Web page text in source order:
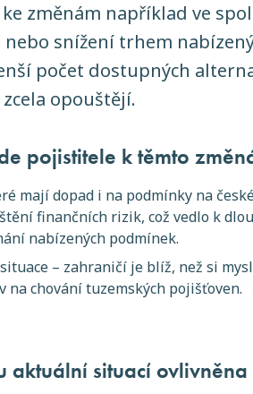
změnám například ve
snížení trhem
počet dostupných
opouštějí.
pojistitele k těmto
mají dopad i na podmínky na
finančních rizik, což vedlo k
nabízených podmínek.
– zahraničí je blíž, než si
chování tuzemských pojišťoven.
situací ovlivněna